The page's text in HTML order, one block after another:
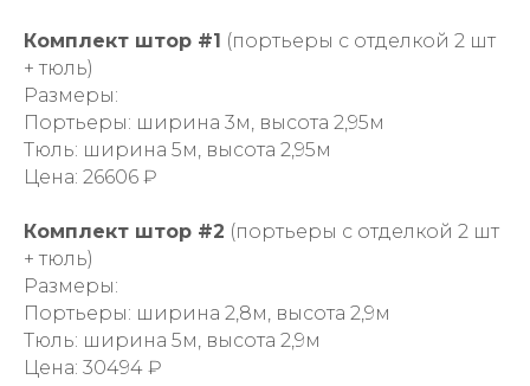
Комплект штор #1 (портьеры с отделкой 2 шт
+ тюль)
Размеры:
Портьеры: ширина 3м, высота 2,95м
Тюль: ширина 5м, высота 2,95м
Цена: 26606 ₽
Комплект штор #2 (портьеры с отделкой 2 шт
+ тюль)
Размеры:
Портьеры: ширина 2,8м, высота 2,9м
Тюль: ширина 5м, высота 2,9м
Цена: 30494 ₽